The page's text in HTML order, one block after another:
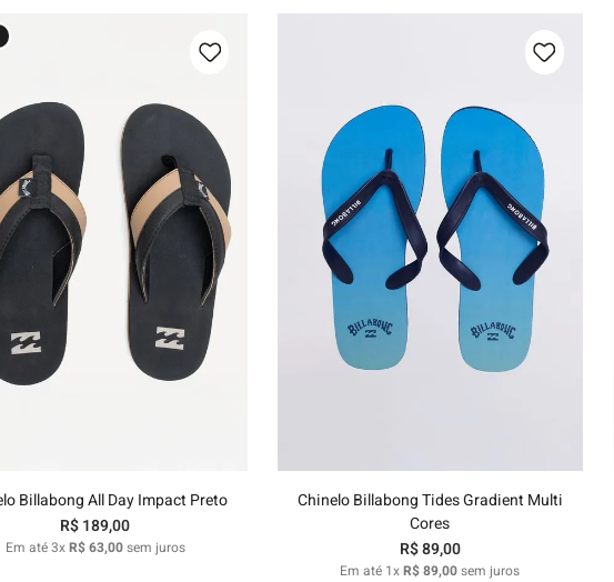
37/38
Billabong All Day Impact Preto
R$189,00
Em até3xR$63,00sem juros
Chinelo Billabong Tides Gradient Multi
Cores
R$89,00
Em até 1xR$89,00sem juros